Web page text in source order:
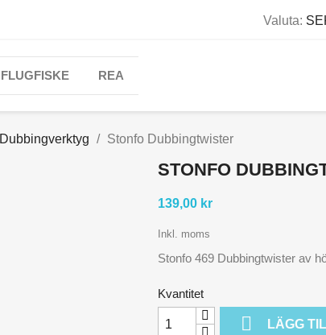
Valuta:
FLUGFISKE REA
Dubbingverktyg Stonfo Dubbingtwister
STONFO
139,00 kr
Inkl. moms
Stonfo 469 Dubbingtwister av
Kvantitet
 LÄGG